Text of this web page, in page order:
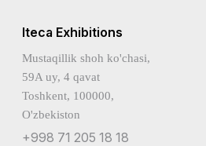
Iteca Exhibitions
Mustaqillik shoh ko'chasi,
59A uy, 4 qavat
Toshkent, 100000,
O'zbekiston
+998 71 205 18 18